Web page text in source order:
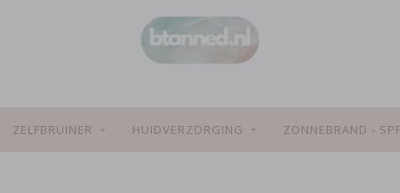
ZELFBRUINER HUIDVERZORGING ZONNEBRAND - SPF